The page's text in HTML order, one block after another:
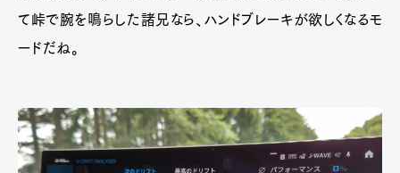
て峠で腕を鳴らした諸兄なら、ハンドブレーキが欲しくなるモ
ードだね。